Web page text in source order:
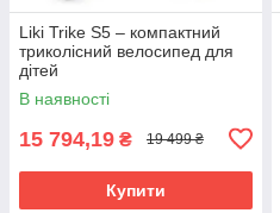
Liki Trike S5 – компактний
триколісний велосипед для
дітей
В наявності
15 794,19 ₴ 19 499 ₴
Купити